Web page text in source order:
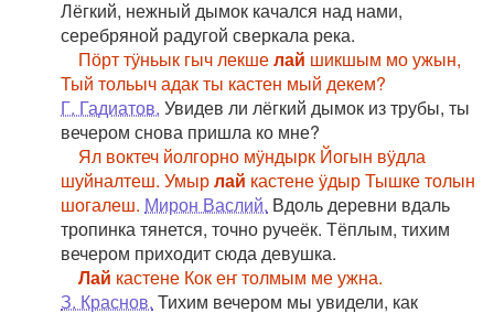
Лёгкий, нежный дымок качался над нами,
серебряной радугой сверкала река.
Пӧрт тӱньык гыч лекшелай шикшым мо ужын,
Тый тольыч адак ты кастен мый декем?
Г. Гадиатов. Увидев ли лёгкий дымок из трубы, ты
вечером снова пришла ко мне?
Ял воктеч йолгорно мӱндырк Йогын вӱдла
шуйналтеш. Умырлай кастене ӱдыр Тышке толын
шогалеш. Мирон Васлий. Вдоль деревни вдаль
тропинка тянется, точно ручеёк. Тёплым, тихим
вечером приходит сюда девушка.
Лай кастене Кок еҥ толмым ме ужна.
З. Краснов. Тихим вечером мы увидели, как